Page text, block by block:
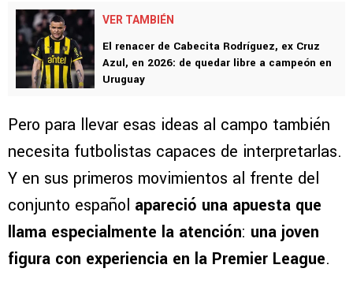
VER TAMBIÉN
El renacer de Cabecita Rodríguez, ex Cruz
Azul, en 2026: de quedar libre a campeón en
Uruguay
Pero para llevar esas ideas al campo también
necesita futbolistas capaces de interpretarlas.
Y en sus primeros movimientos al frente del
conjunto español apareció una apuesta que
llama especialmente la atención: una joven
figura con experiencia en la Premier League.